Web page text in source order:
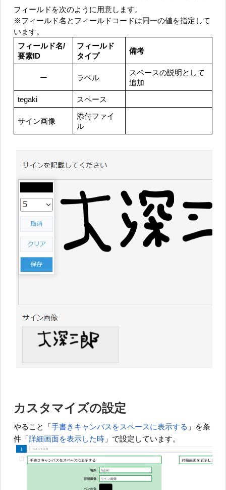
フィールドを次のように用意します。
※フィールド名とフィールドコードは同一の値を指定して
います。
フィールド名/
要素ID
フィールド
タイプ
備考
ー ラベル
スペースの説明として
追加
tegaki スペース
サイン画像
添付ファイ
ル
カスタマイズの設定
やること「 手書きキャンバスをスペースに表示する 」を条
件「 詳細画面を表示した時 」で設定しています。